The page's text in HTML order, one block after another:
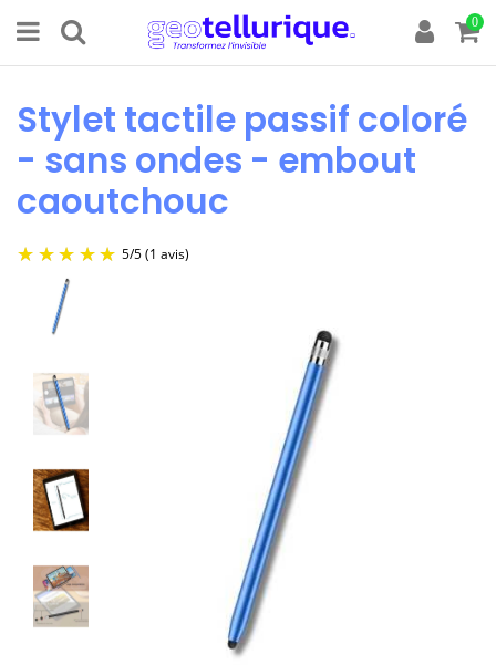
0
Stylet tactile passif coloré
- sans ondes - embout
caoutchouc